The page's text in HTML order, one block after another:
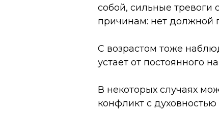
собой, сильные
причинам: нет должной
С возрастом тоже
устает от постоянного
В некоторых случаях
конфликт с